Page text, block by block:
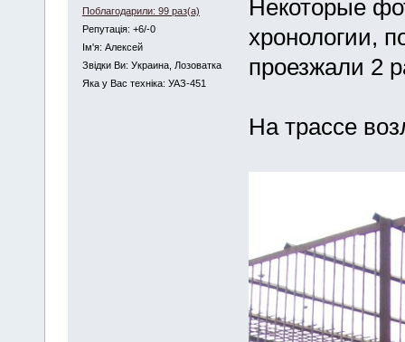
Поблагодарили: 99 раз(а)
Репутація: +6/-0
Iм'я: Алексей
Звідки Ви: Украина, Лозоватка
Яка у Вас техніка: УАЗ-451
Некоторые
хронологии,
проезжали 2
На трассе